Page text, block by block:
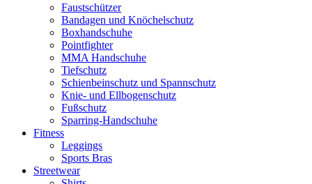
Faustschützer
Bandagen und Knöchelschutz
Boxhandschuhe
Pointfighter
MMA Handschuhe
Tiefschutz
Schienbeinschutz und Spannschutz
Knie- und Ellbogenschutz
Fußschutz
Sparring-Handschuhe
Fitness
Leggings
Sports Bras
Streetwear